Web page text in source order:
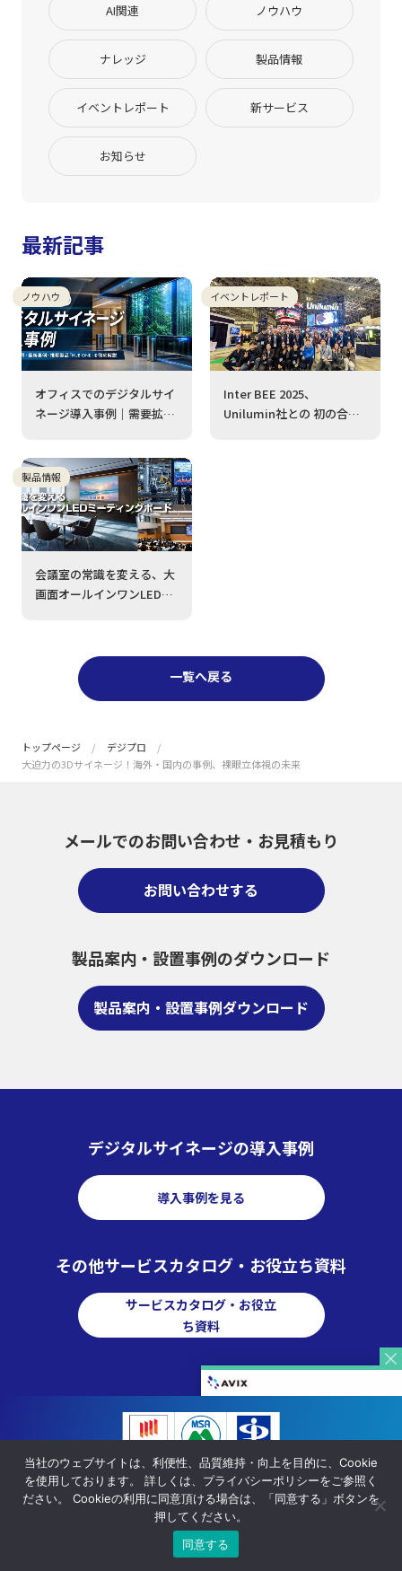
AI関連 ノウハウ
ナレッジ 製品情報
イベントレポート 新サービス
お知らせ
最新記事
ノウハウ
オフィスでのデジタルサイ
ネージ導入事例｜需要拡大
説
イベントレポート
Inter BEE 2025、
Unilumin社との 初の合同
製品情報
会議室の常識を変える、大
画面オールインワンLEDミ
一覧へ戻る
トップページ
デジプロ
大迫力の3Dサイネージ！海外・国内の事例、裸眼立体視の未来
メールでのお問い合わせ・ お見積もり
お問い合わせする
製品案内・設置事例のダウンロード
製品案内・設置事例ダウンロード
デジタルサイネージの導入事例
導入事例を見る
その他サービスカタログ・お役立ち資料
サービスカタログ・お役立
ち資料
当社のウェブサイトは、利便性、品質維持・向上を目的に、Cookie
を使用しております。 詳しくは、プライバシーポリシーをご参照く
ださい。 Cookieの利用に同意頂ける場合は、「同意する」ボタンを
押してください。
同意する